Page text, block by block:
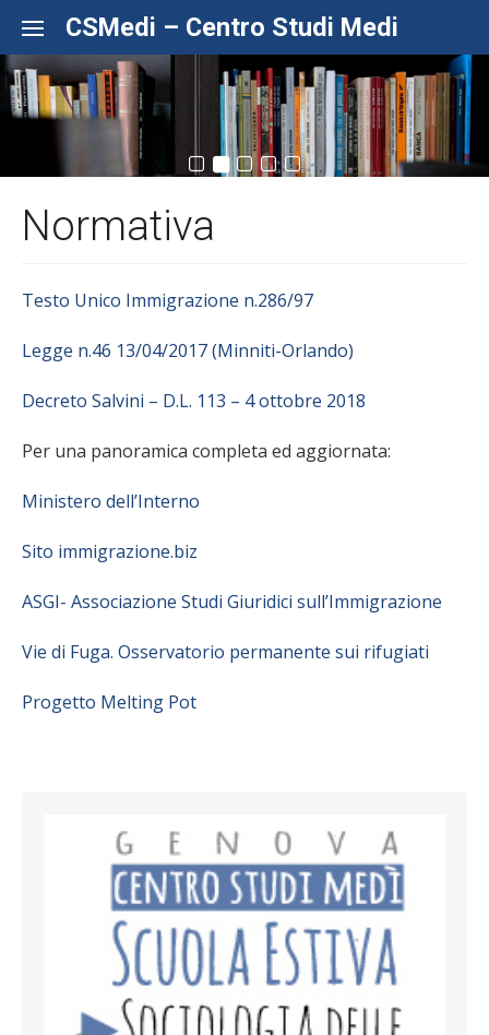
CSMedi – Centro Studi Medi
Normativa
Testo Unico Immigrazione n.286/97
Legge n.46 13/04/2017 (Minniti-Orlando)
Decreto Salvini – D.L. 113 – 4 ottobre 2018
Per una panoramica completa ed aggiornata:
Ministero dell’Interno
Sito immigrazione.biz
ASGI- Associazione Studi Giuridici sull’Immigrazione
Vie di Fuga. Osservatorio permanente sui rifugiati
Progetto Melting Pot